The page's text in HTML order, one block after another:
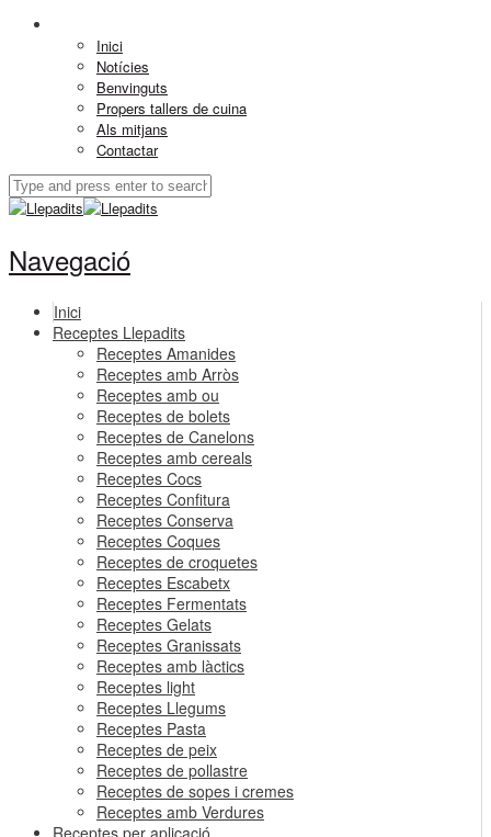
Inici
Notícies
Benvinguts
Propers tallers de cuina
Als mitjans
Contactar
Navegació
Inici
Receptes Llepadits
Receptes Amanides
Receptes amb Arròs
Receptes amb ou
Receptes de bolets
Receptes de Canelons
Receptes amb cereals
Receptes Cocs
Receptes Confitura
Receptes Conserva
Receptes Coques
Receptes de croquetes
Receptes Escabetx
Receptes Fermentats
Receptes Gelats
Receptes Granissats
Receptes amb làctics
Receptes light
Receptes Llegums
Receptes Pasta
Receptes de peix
Receptes de pollastre
Receptes de sopes i cremes
Receptes amb Verdures
Receptes per aplicació